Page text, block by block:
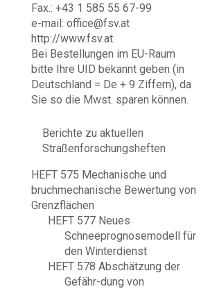
Fax.: +43 1 585 55 67-99
e-mail: office@fsv.at
http://www.fsv.at
Bei Bestellungen im EU-Raum
bitte Ihre UID bekannt geben (in
Deutschland = De + 9 Ziffern), da
Sie so die Mwst. sparen können.
Berichte zu aktuellen
Straßenforschungsheften
HEFT 575 Mechanische und
bruchmechanische Bewertung von
Grenzflächen
HEFT 577 Neues
Schneeprognosemodell für
den Winterdienst
HEFT 578 Abschätzung der
Gefähr-dung von